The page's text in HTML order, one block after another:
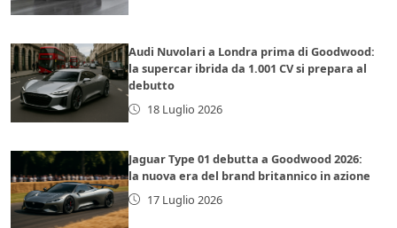
Audi Nuvolari a Londra prima di Goodwood:
la supercar ibrida da 1.001 CV si prepara al
debutto
18 Luglio 2026
Jaguar Type 01 debutta a Goodwood 2026:
la nuova era del brand britannico in azione
17 Luglio 2026